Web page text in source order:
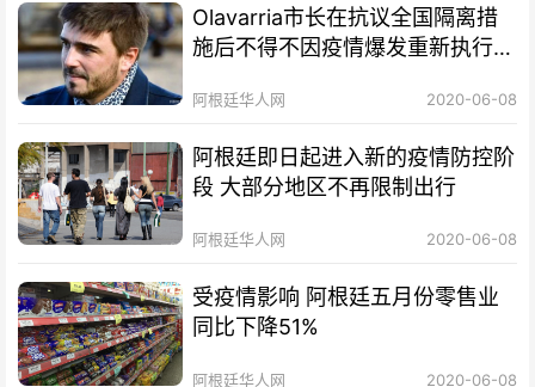
Olavarria市长在抗议全国隔离措
施后不得不因疫情爆发重新执行该
阿根廷华人网 2020-06-08
阿根廷即日起进入新的疫情防控阶
段 大部分地区不再限制出行
阿根廷华人网 2020-06-08
受疫情影响 阿根廷五月份零售业
同比下降51%
阿根廷华人网 2020-06-08